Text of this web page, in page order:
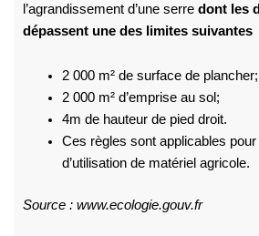
l’agrandissement d’une serre dont les
dépassent une des limites suivantes
2 000 m² de surface de plancher;
2 000 m² d’emprise au sol;
4m de hauteur de pied droit.
Ces règles sont applicables
d’utilisation de matériel agricole.
Source : www.ecologie.gouv.fr